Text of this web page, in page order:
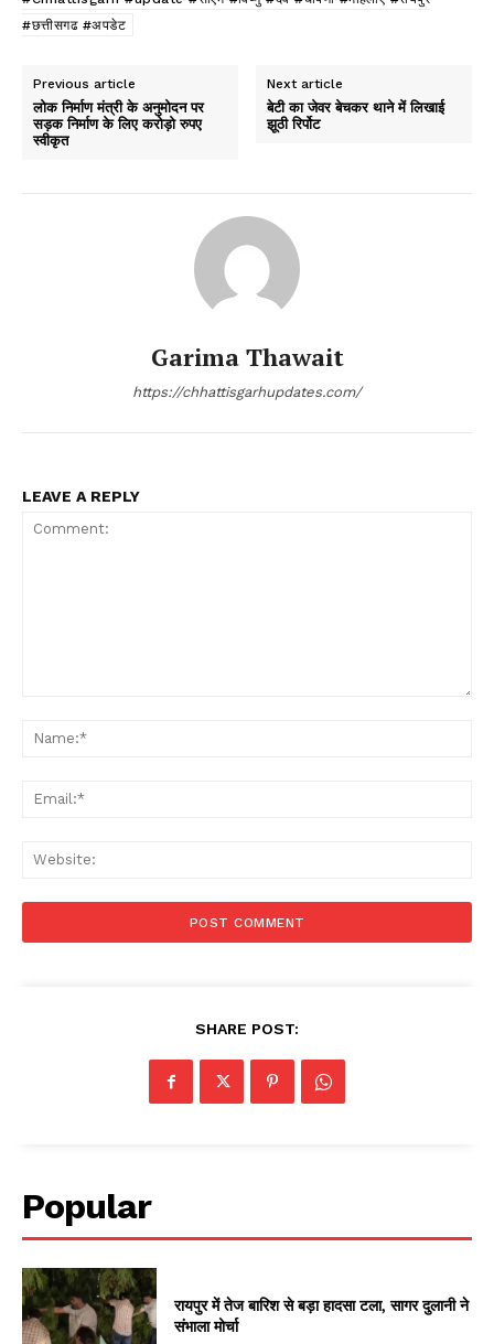
#छत्तीसगढ #अपडेट
Previous article
लोक निर्माण मंत्री के अनुमोदन पर
सड़क निर्माण के लिए करोड़ो रुपए
स्वीकृत
Next article
बेटी का जेवर बेचकर थाने में लिखाई
झूठी रिर्पोट
Garima Thawait
https://chhattisgarhupdates.com/
LEAVE A REPLY
SHARE POST:
Popular
रायपुर में तेज बारिश से बड़ा हादसा टला, सागर दुलानी ने
संभाला मोर्चा